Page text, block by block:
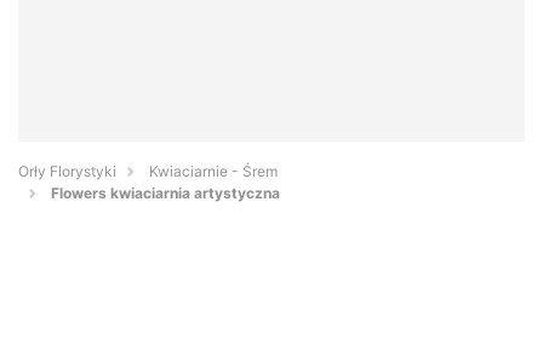
Orły Florystyki
Kwiaciarnie - Śrem
Flowers kwiaciarnia artystyczna